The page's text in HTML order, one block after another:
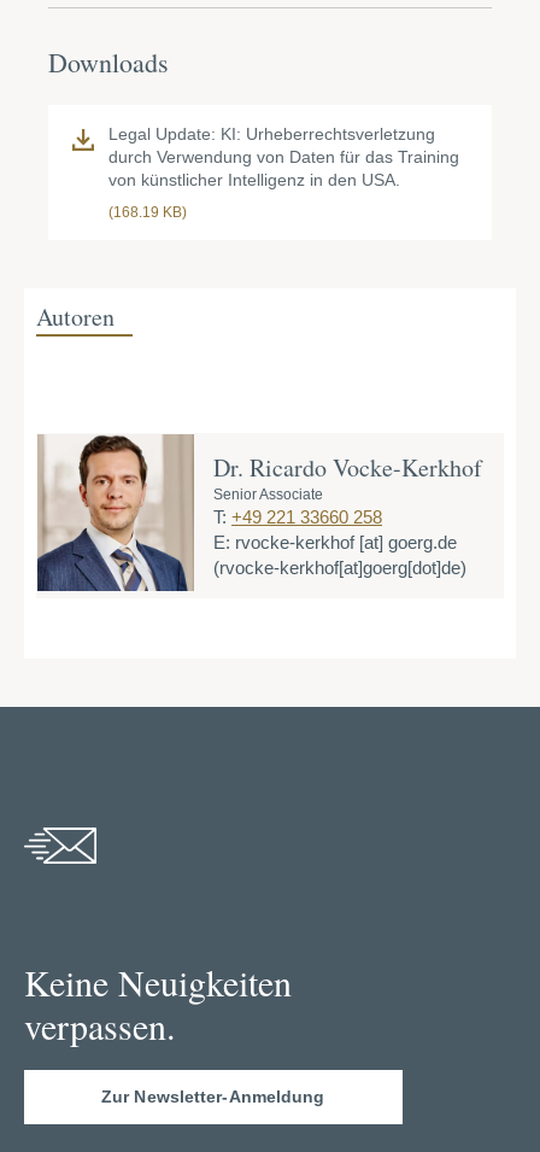
Downloads
Legal Update: KI: Urheberrechtsverletzung
durch Verwendung von Daten für das Training
von künstlicher Intelligenz in den USA.
(168.19 KB)
Autoren
Dr. Ricardo Vocke-Kerkhof
Senior Associate
T: +49 221 33660 258
E: rvocke-kerkhof[at] goerg.de
(rvocke-kerkhof[at]goerg[dot]de)
Keine Neuigkeiten
verpassen.
Zur Newsletter-Anmeldung